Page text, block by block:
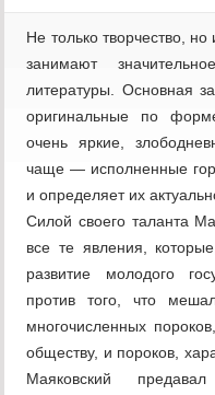
Не только творчество,
занимают
литературы. Основная
оригинальные по
очень яркие,
чаще — исполненные
и определяет их
Силой своего таланта
все те явления,
развитие молодого
против того, что
многочисленных
обществу, и пороков,
Маяковский